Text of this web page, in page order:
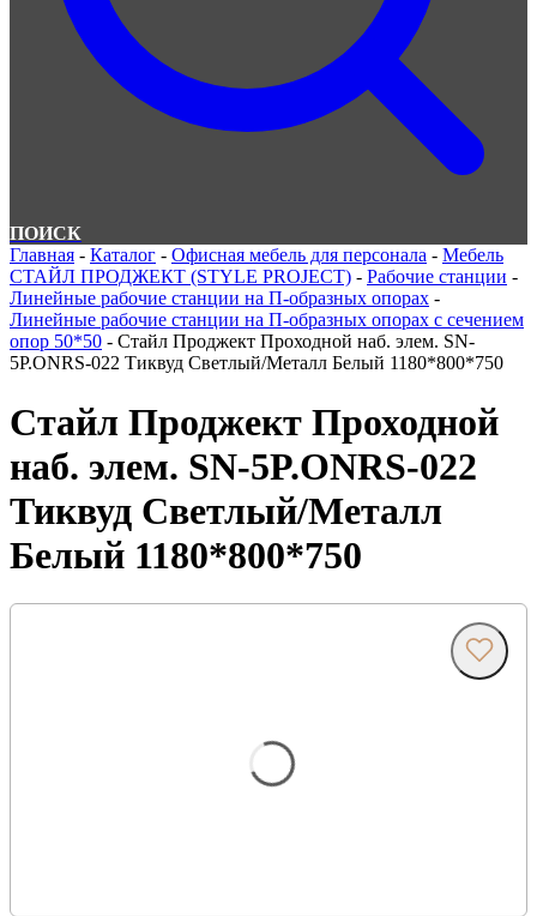
ПОИСК
Главная - Каталог - Офисная мебель для персонала - Мебель
СТАЙЛ ПРОДЖЕКТ (STYLE PROJECT) - Рабочие станции -
Линейные рабочие станции на П-образных опорах -
Линейные рабочие станции на П-образных опорах с сечением
опор 50*50 - Стайл Проджект Проходной наб. элем. SN-
5P.ONRS-022 Тиквуд Светлый/Металл Белый 1180*800*750
Стайл Проджект Проходной
наб. элем. SN-5P.ONRS-022
Тиквуд Светлый/Металл
Белый 1180*800*750